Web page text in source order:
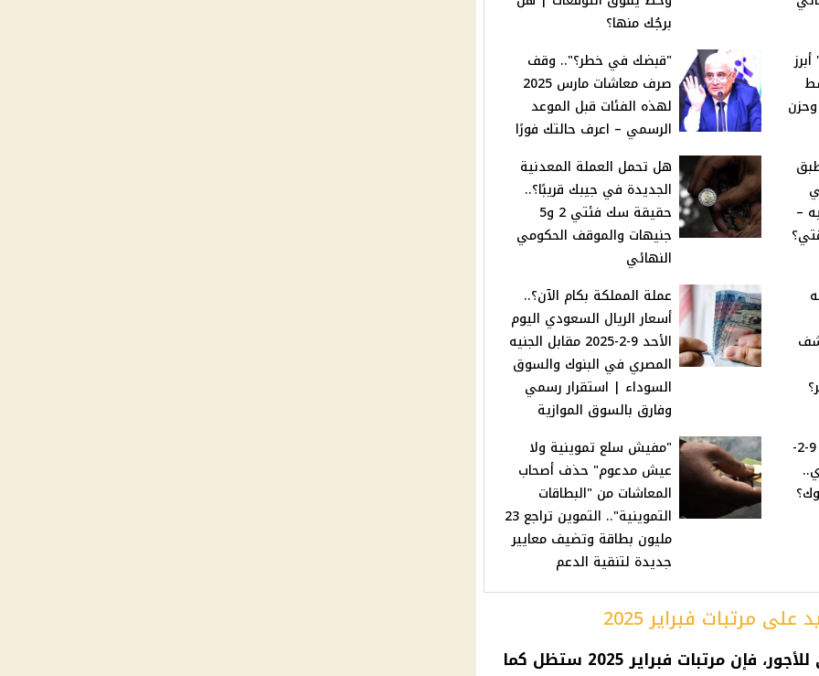
برجُك منها؟
"قبضك في خطر؟".. وقف
صرف معاشات مارس 2025
لهذه الفئات قبل الموعد
الرسمي – اعرف حالتك فورًا
28 جنيه –
هل تحمل العملة المعدنية
الجديدة في جيبك قريبًا؟..
حقيقة سك فئتي 2 و5
جنيهات والموقف الحكومي
النهائي
عملة المملكة بكام الآن؟..
أسعار الريال السعودي اليوم
الأحد 9-2-2025 مقابل الجنيه
المصري في البنوك والسوق
السوداء | استقرار رسمي
وفارق بالسوق الموازية
أسعار الدولار اليوم الأحد 9-2-
"مفيش سلع تموينية ولا
عيش مدعوم" حذف أصحاب
المعاشات من "البطاقات
التموينية".. التموين تراجع 23
مليون بطاقة وتضيف معايير
جديدة لتنقية الدعم
مرتبات فبراير 2025
بحسب تصريحات المجلس القومي للأجور، فإن مرتبات فبراير 2025 ستظل كما